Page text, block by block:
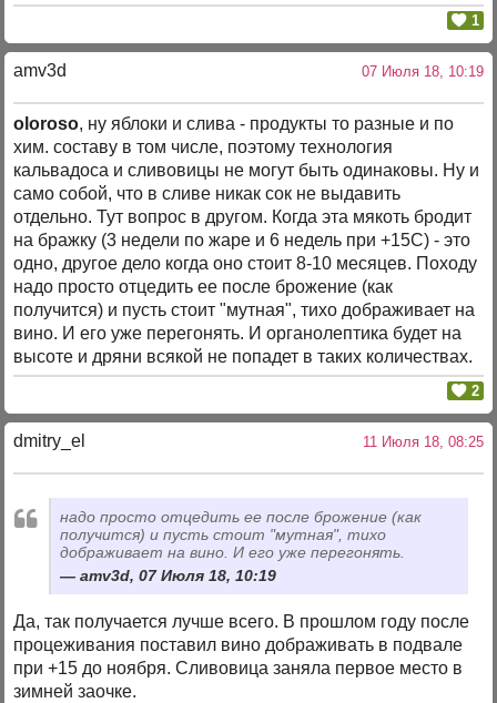
1
amv3d 07 Июля 18, 10:19
oloroso, ну яблоки и слива - продукты то разные и по
хим. составу в том числе, поэтому технология
кальвадоса и сливовицы не могут быть одинаковы. Ну и
само собой, что в сливе никак сок не выдавить
отдельно. Тут вопрос в другом. Когда эта мякоть бродит
на бражку (3 недели по жаре и 6 недель при +15С) - это
одно, другое дело когда оно стоит 8-10 месяцев. Походу
надо просто отцедить ее после брожение (как
получится) и пусть стоит "мутная", тихо дображивает на
вино. И его уже перегонять. И органолептика будет на
высоте и дряни всякой не попадет в таких количествах.
2
dmitry_el 11 Июля 18, 08:25
надо просто отцедить ее после брожение (как
получится) и пусть стоит "мутная", тихо
дображивает на вино. И его уже перегонять.
amv3d, 07 Июля 18, 10:19
Да, так получается лучше всего. В прошлом году после
процеживания поставил вино дображивать в подвале
при +15 до ноября. Сливовица заняла первое место в
зимней заочке.